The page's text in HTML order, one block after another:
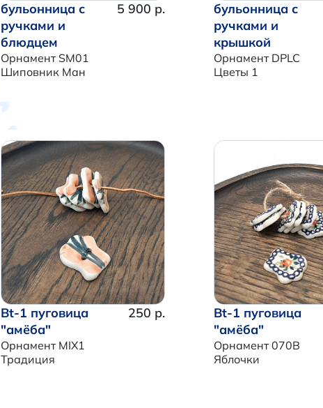
Итого:
Продолжить покупки
Перейти в корзину
бульонница с
ручками и
блюдцем
Орнамент SM01
Шиповник Ман
5 900 р.
бульонница с
ручками и
крышкой
Орнамент DPLC
Цветы 1
Bt-1 пуговица
"амёба"
Орнамент MIX1
Традиция
250 р.
Bt-1 пуговица
"амёба"
Орнамент 070B
Яблочки